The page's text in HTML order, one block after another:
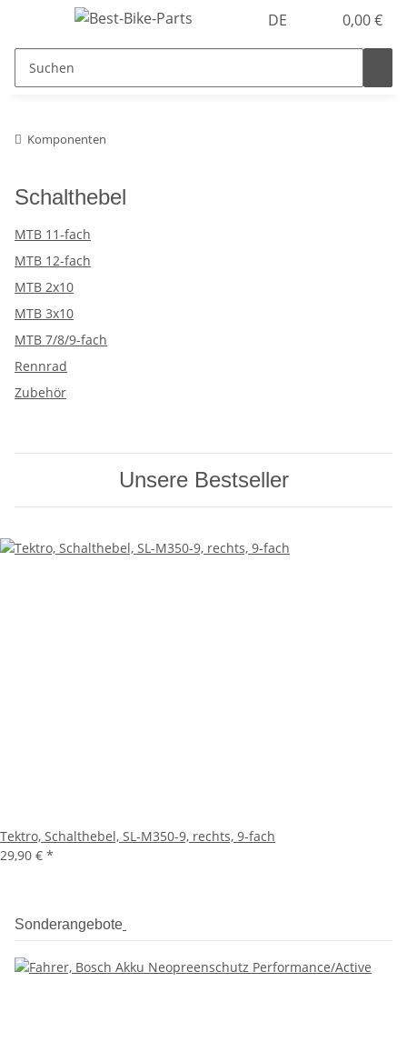
DE 0,00 €
Komponenten
Schalthebel
MTB 11-fach
MTB 12-fach
MTB 2x10
MTB 3x10
MTB 7/8/9-fach
Rennrad
Zubehör
Unsere Bestseller
Tektro, Schalthebel, SL-M350-9, rechts, 9-fach
29,90 € *
Sonderangebote